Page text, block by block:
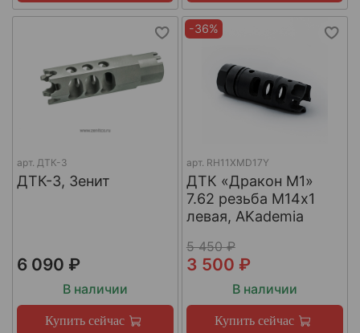
арт. ДТК-3
ДТК-3, Зенит
6 090 ₽
В наличии
Купить сейчас
-36%
арт. RH11XMD17Y
ДТК «Дракон М1»
7.62 резьба М14х1
левая, AKademia
5 450 ₽
3 500 ₽
В наличии
Купить сейчас